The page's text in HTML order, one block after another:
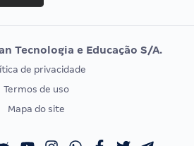
Vunesp
EXAME DE ORDEM
Calendário OAB
Tecnologia e Educação S/A.
de privacidade
Termos de uso
Mapa do site